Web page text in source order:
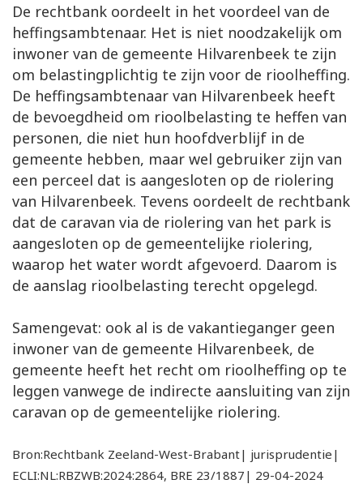
De rechtbank oordeelt in het voordeel van de
heffingsambtenaar. Het is niet noodzakelijk om
inwoner van de gemeente Hilvarenbeek te zijn
om belastingplichtig te zijn voor de rioolheffing.
De heffingsambtenaar van Hilvarenbeek heeft
de bevoegdheid om rioolbelasting te heffen van
personen, die niet hun hoofdverblijf in de
gemeente hebben, maar wel gebruiker zijn van
een perceel dat is aangesloten op de riolering
van Hilvarenbeek. Tevens oordeelt de rechtbank
dat de caravan via de riolering van het park is
aangesloten op de gemeentelijke riolering,
waarop het water wordt afgevoerd. Daarom is
de aanslag rioolbelasting terecht opgelegd.
Samengevat: ook al is de vakantieganger geen
inwoner van de gemeente Hilvarenbeek, de
gemeente heeft het recht om rioolheffing op te
leggen vanwege de indirecte aansluiting van zijn
caravan op de gemeentelijke riolering.
Bron:Rechtbank Zeeland-West-Brabant| jurisprudentie|
ECLI:NL:RBZWB:2024:2864, BRE 23/1887| 29-04-2024